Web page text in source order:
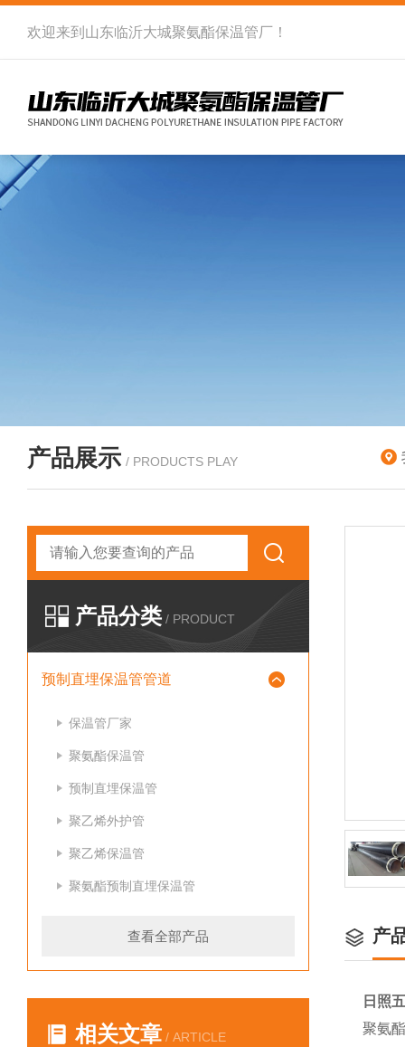
欢迎来到 山东临沂大城聚氨酯保温管厂 ！
产品展示 / PRODUCTS PLAY
产品分类 / PRODUCT
预制直埋保温管管道
保温管厂家
聚氨酯保温管
预制直埋保温管
聚乙烯外护管
聚乙烯保温管
聚氨酯预制直埋保温管
查看全部产品
相关文章 / ARTICLE
产
日照
聚氨